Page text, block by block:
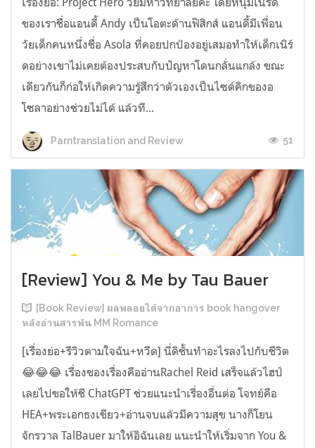
ของเราชื่อแอนดี้ Andy เป็นโอตะด้านฟิสิกส์ แอนดี้มีเพื่อน
วัยเด็กคนหนึ่งชื่อ Asola ที่คอยปกป้องอยู่เสมอทำให้เด็กเนิร์
ดอย่างเขาไม่เคยต้องประสบกับปัญหาโดนกลั่นแกล้ง ขณะ
เดียวกันก็ก่อให้เกิดความรู้สึกว่าตัวเองเป็นไซด์คิกของอ
โซลาอย่างช่วยไม่ได้ แล้วที...
Parntranslation and Review 51
[Review] You & Me by Tau Bauer
[Book Review] ผลพลอยได้จากอาการ book hangover
หลังอ่านสารพัน MM Romance
[เรื่องย่อ+รีวิวตามใจฉัน+หวีด] นี่ดิชั้นทำอะไรลงไปกับชีวิต
😂😂😂 เรื่องของเรื่องคืออ่านRachel Reid เสร็จแล้วไฮป์
เลยไปขอให้ชี ChatGPT ช่วยแนะนำเรื่องอื่นต่อ โจทย์คือ
HEA+พระเอกธงเขียว+อ่านจบแล้วมีความสุข นางก็โยน
จักรวาล TalBauer มาให้อิฉันเลย แนะนำให้เริ่มจาก You &